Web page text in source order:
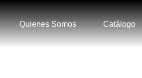
Quienes Somos Catálogo